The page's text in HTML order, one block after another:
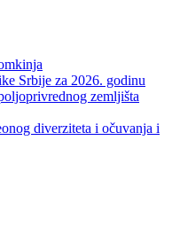
Srbije za 2026. godinu
zemljišta
diverziteta i očuvanja i